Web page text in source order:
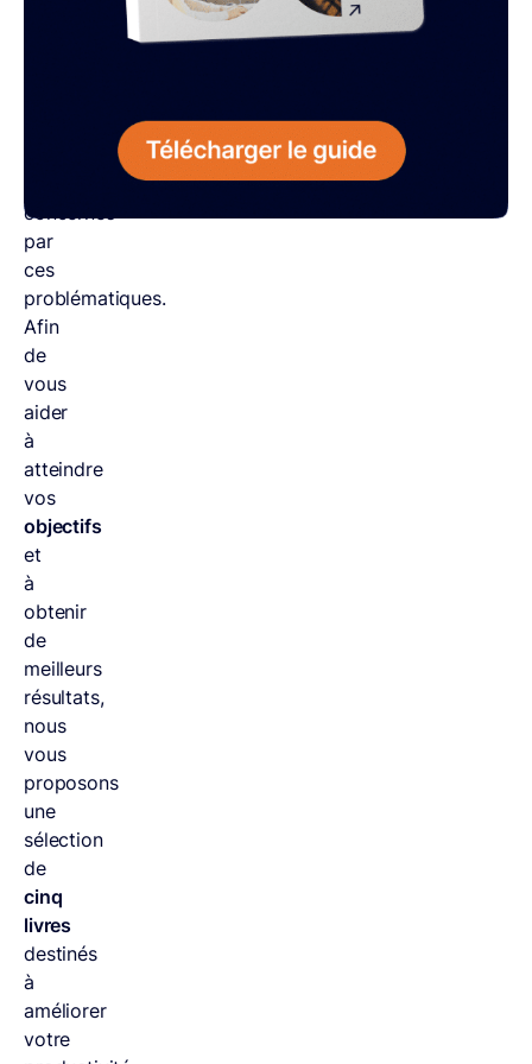
particulièrement
concernés
par
ces
problématiques.
Afin
de
vous
aider
à
atteindre
vos
objectifs
et
à
obtenir
de
meilleurs
résultats,
nous
vous
proposons
une
sélection
de
cinq
livres
destinés
à
améliorer
votre